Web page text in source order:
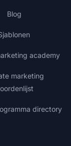
Blog
academy
marketing
directory